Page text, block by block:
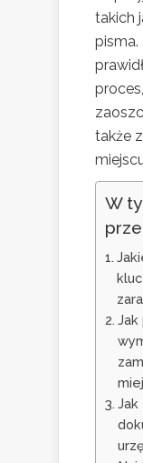
takich
pisma.
także
W
Jak
Jak